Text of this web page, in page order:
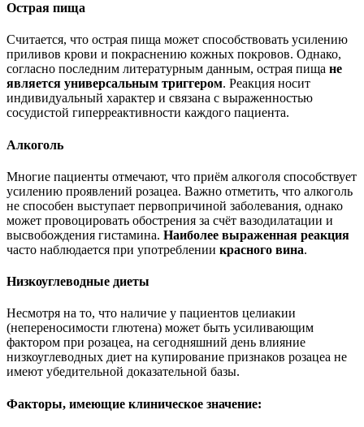
Острая пища
Считается, что острая пища может способствовать усилению
приливов крови и покраснению кожных покровов. Однако,
согласно последним литературным данным, острая пища не
является универсальным триггером. Реакция носит
индивидуальный характер и связана с выраженностью
сосудистой гиперреактивности каждого пациента.
Алкоголь
Многие пациенты отмечают, что приём алкоголя способствует
усилению проявлений розацеа. Важно отметить, что алкоголь
не способен выступает первопричиной заболевания, однако
может провоцировать обострения за счёт вазодилатации и
высвобождения гистамина. Наиболее выраженная реакция
часто наблюдается при употреблении красного вина.
Низкоуглеводные диеты
Несмотря на то, что наличие у пациентов целиакии
(непереносимости глютена) может быть усиливающим
фактором при розацеа, на сегодняшний день влияние
низкоуглеводных диет на купирование признаков розацеа не
имеют убедительной доказательной базы.
Факторы, имеющие клиническое значение: